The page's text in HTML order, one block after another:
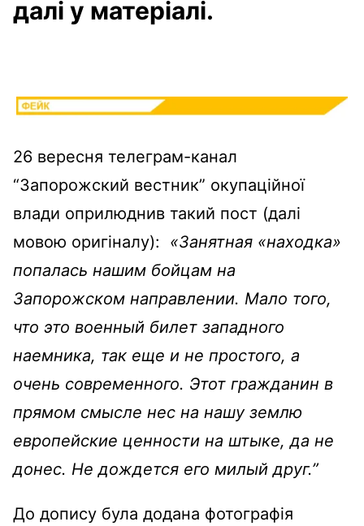
далі у матеріалі.
26 вересня телеграм-канал
“Запорожский вестник” окупаційної
влади оприлюднив такий пост (далі
мовою оригіналу): «Занятная «находка»
попалась нашим бойцам на
Запорожском направлении. Мало того,
что это военный билет западного
наемника, так еще и не простого, а
очень современного. Этот гражданин в
прямом смысле нес на нашу землю
европейские ценности на штыке, да не
донес. Не дождется его милый друг.”
До допису була додана фотографія